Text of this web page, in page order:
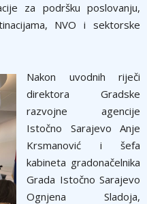
za podršku poslovanju,
NVO i sektorske
Nakon uvodnih riječi
direktora Gradske
razvojne agencije
Istočno Sarajevo Anje
Krsmanović i šefa
kabineta gradonačelnika
Grada Istočno Sarajevo
Ognjena Sladoja,